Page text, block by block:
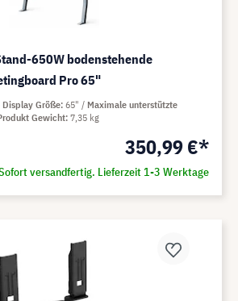
650W bodenstehende
Pro 65"
350,99 €*
versandfertig. Lieferzeit 1-3 Werktage
Größe 65"
Maximale unterstützte
Gewicht 7,35 kg